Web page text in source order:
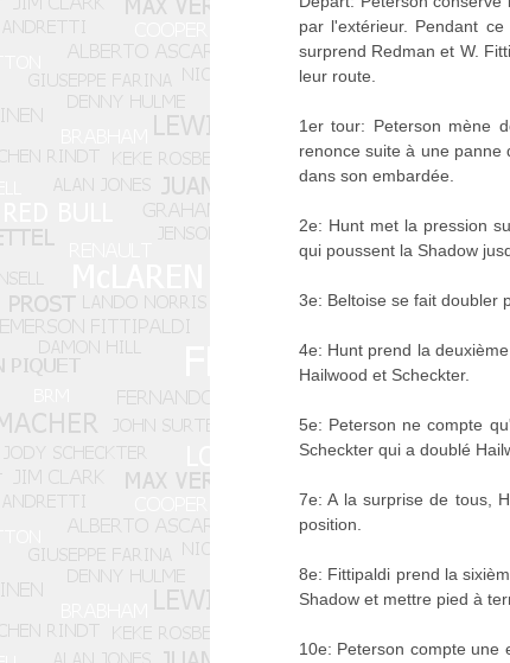
par l'extérieur. Pendant
surprend Redman et W.
leur route.
1er tour: Peterson mène
renonce suite à une
dans son embardée.
2e: Hunt met la pression
qui poussent la Shadow
3e: Beltoise se fait doubler
4e: Hunt prend la
Hailwood et Scheckter.
5e: Peterson ne compte
Scheckter qui a doublé
7e: A la surprise de tous,
position.
8e: Fittipaldi prend la
Shadow et mettre pied à
10e: Peterson compte une